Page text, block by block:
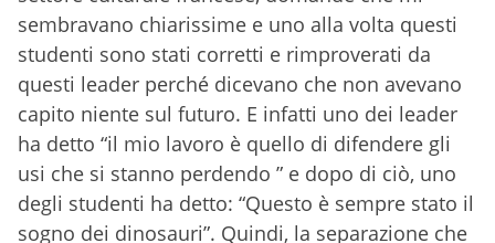
sembravano chiarissime e uno alla volta questi
studenti sono stati corretti e rimproverati da
questi leader perché dicevano che non avevano
capito niente sul futuro. E infatti uno dei leader
ha detto “il mio lavoro è quello di difendere gli
usi che si stanno perdendo ” e dopo di ciò, uno
degli studenti ha detto: “Questo è sempre stato il
sogno dei dinosauri”. Quindi, la separazione che